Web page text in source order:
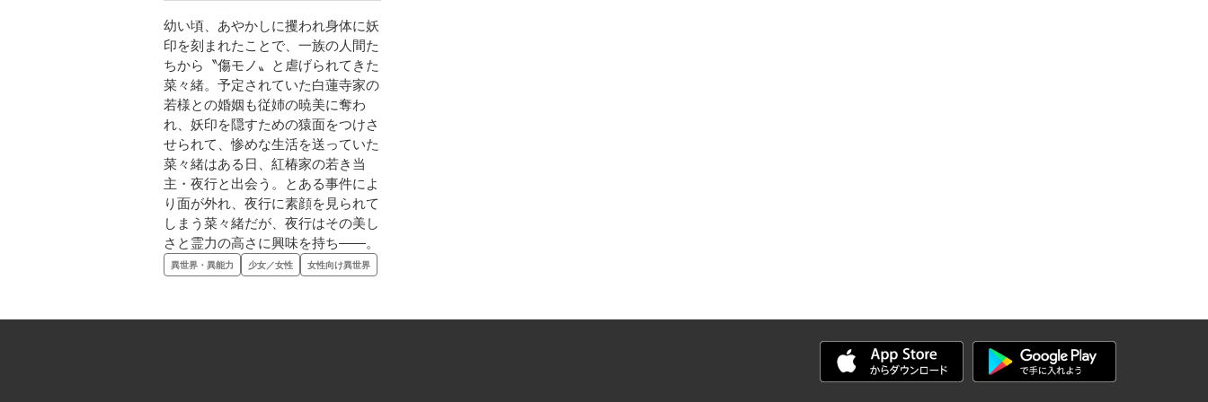
幼い頃、あやかしに攫われ身体に妖
印を刻まれたことで、一族の人間た
ちから〝傷モノ〟と虐げられてきた
菜々緒。予定されていた白蓮寺家の
若様との婚姻も従姉の暁美に奪わ
れ、妖印を隠すための猿面をつけさ
せられて、惨めな生活を送っていた
菜々緒はある日、紅椿家の若き当
主・夜行と出会う。とある事件によ
り面が外れ、夜行に素顔を見られて
しまう菜々緒だが、夜行はその美し
さと霊力の高さに興味を持ち――。
異世界・異能力 少女／女性 女性向け異世界